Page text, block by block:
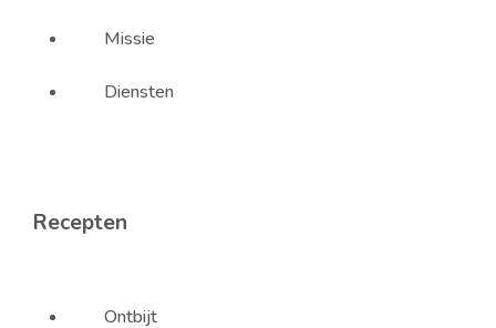
Missie
Diensten
Recepten
Ontbijt